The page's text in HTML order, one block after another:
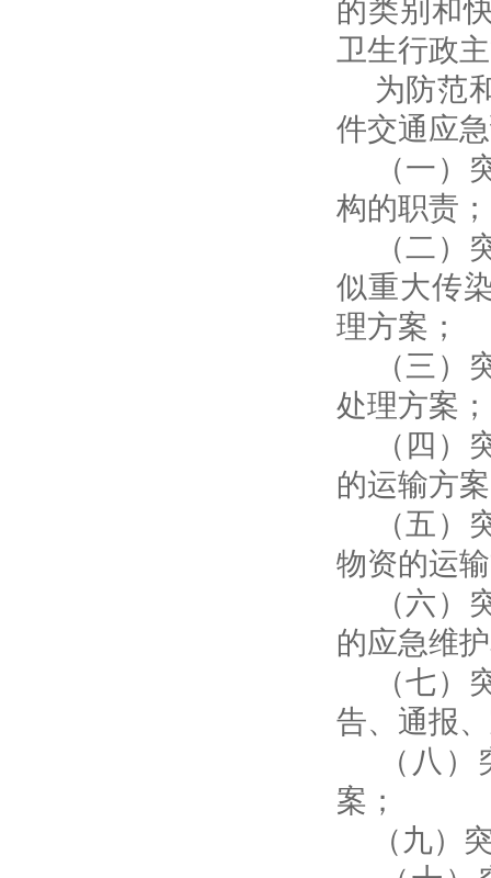
卫生行政
为防范
件交通应
（一）
构的职责；
（二）
似重大传
理方案；
（三）
处理方案；
（四）
的运输方
（五）
物资的运
（六）
的应急维
（七）
告、通报
（八）
案；
（九）